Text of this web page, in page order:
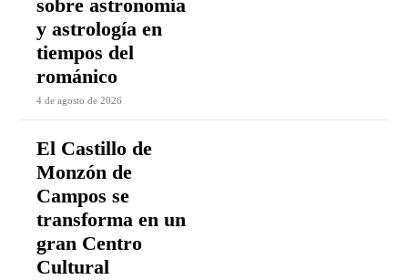
sobre astronomía
y astrología en
tiempos del
románico
4 de agosto de 2026
El Castillo de
Monzón de
Campos se
transforma en un
gran Centro
Cultural